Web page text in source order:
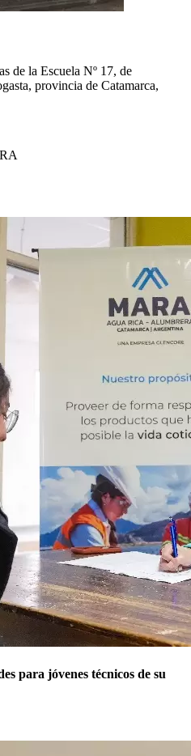
de la Escuela Nº 17, de
provincia de Catamarca,
para jóvenes técnicos de su